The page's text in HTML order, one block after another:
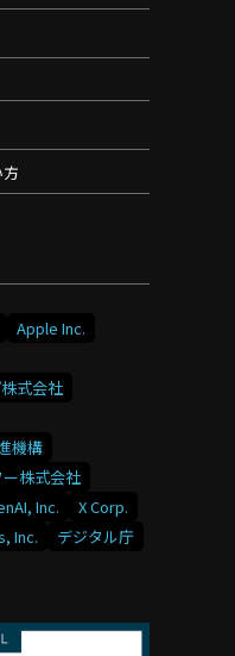
Apple Inc.
式会社
機構
ー株式会社
Inc.
X Corp.
Inc.
デジタル庁